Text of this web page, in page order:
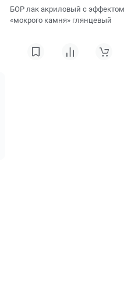
БОР лак акриловый с эффектом
«мокрого камня» глянцевый